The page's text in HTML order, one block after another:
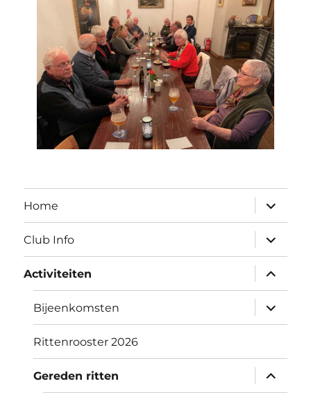
Home
Club Info
Activiteiten
Bijeenkomsten
Rittenrooster 2026
Gereden ritten